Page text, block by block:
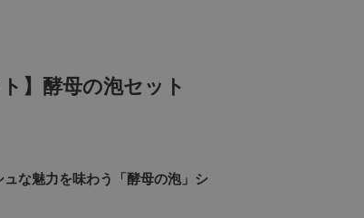
な魅力を味わう「酵母の泡」シ
】酵母の泡セット